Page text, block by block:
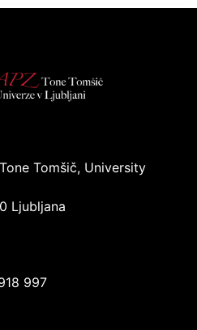
Tomšič, University
Ljubljana
997